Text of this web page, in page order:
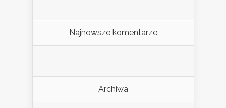
Najnowsze komentarze
Archiwa